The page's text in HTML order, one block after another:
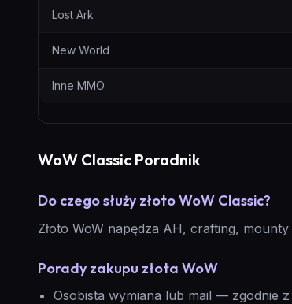
Lost Ark
New World
Inne MMO
WoW Classic Poradnik
Do czego służy złoto WoW Classic?
Złoto WoW napędza AH, crafting,
Porady zakupu złota WoW
Osobista wymiana lub mail — zgodnie z